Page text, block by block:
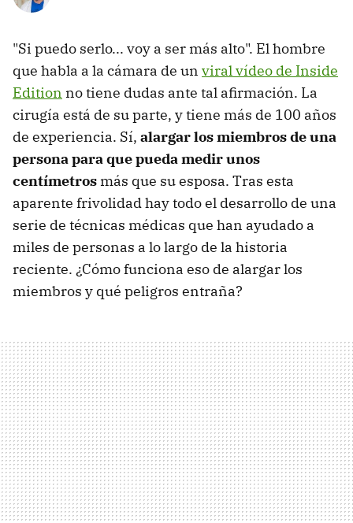
"Si puedo serlo... voy a ser más alto". El hombre
que habla a la cámara de un viral vídeo de Inside
Edition no tiene dudas ante tal afirmación. La
cirugía está de su parte, y tiene más de 100 años
de experiencia. Sí, alargar los miembros de una
persona para que pueda medir unos
centímetros más que su esposa. Tras esta
aparente frivolidad hay todo el desarrollo de una
serie de técnicas médicas que han ayudado a
miles de personas a lo largo de la historia
reciente. ¿Cómo funciona eso de alargar los
miembros y qué peligros entraña?